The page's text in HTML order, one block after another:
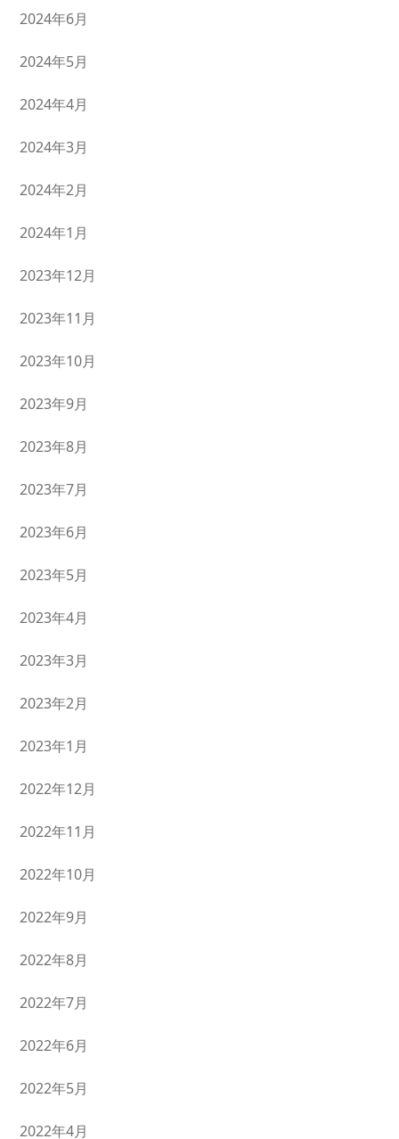
2024年6月
2024年5月
2024年4月
2024年3月
2024年2月
2024年1月
2023年12月
2023年11月
2023年10月
2023年9月
2023年8月
2023年7月
2023年6月
2023年5月
2023年4月
2023年3月
2023年2月
2023年1月
2022年12月
2022年11月
2022年10月
2022年9月
2022年8月
2022年7月
2022年6月
2022年5月
2022年4月